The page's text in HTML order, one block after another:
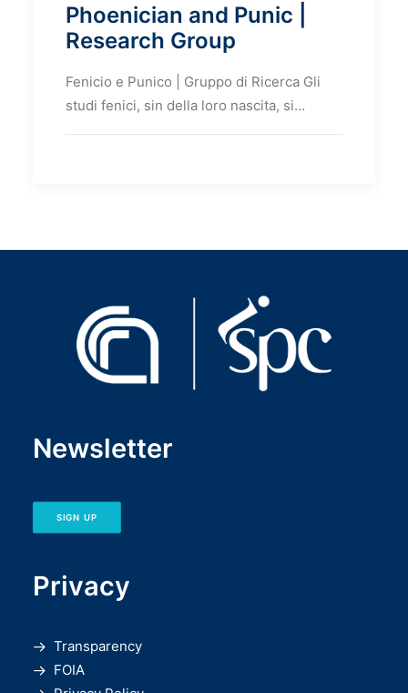
Phoenician and Punic |
Research Group
Fenicio e Punico | Gruppo di Ricerca Gli
studi fenici, sin della loro nascita, si…
Newsletter
SIGN UP
Privacy
Transparency
FOIA